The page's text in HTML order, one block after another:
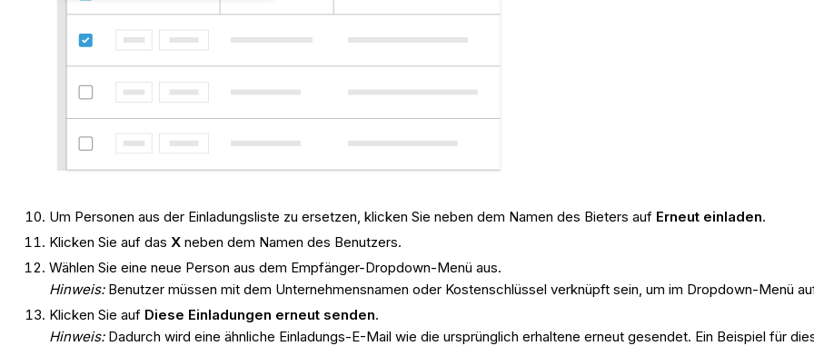
Um Personen aus der Einladungsliste zu ersetzen, klicken Sie neben dem Namen des Bieters auf Erneut einladen.
Klicken Sie auf dasX neben dem Namen des Benutzers.
Wählen Sie eine neue Person aus dem Empfänger-Dropdown-Menü aus.
Hinweis:Benutzer müssen mit dem Unternehmensnamen oder Kostenschlüssel verknüpft sein, um im Dropdown-Menü
Klicken Sie auf Diese Einladungen erneut senden.
Hinweis:Dadurch wird eine ähnliche Einladungs-E-Mail wie die ursprünglich erhaltene erneut gesendet. Ein Beispiel für